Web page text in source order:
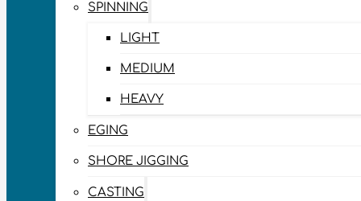
SPINNING
LIGHT
MEDIUM
HEAVY
EGING
SHORE JIGGING
CASTING